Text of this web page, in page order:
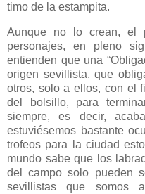
timo de la estampita.
Aunque no lo crean, el
personajes, en pleno
entienden que una
origen sevillista, que
otros, solo a ellos, con el
del bolsillo, para
siempre, es decir,
estuviésemos bastante
trofeos para la ciudad
mundo sabe que los
del campo solo pueden
sevillistas que somos